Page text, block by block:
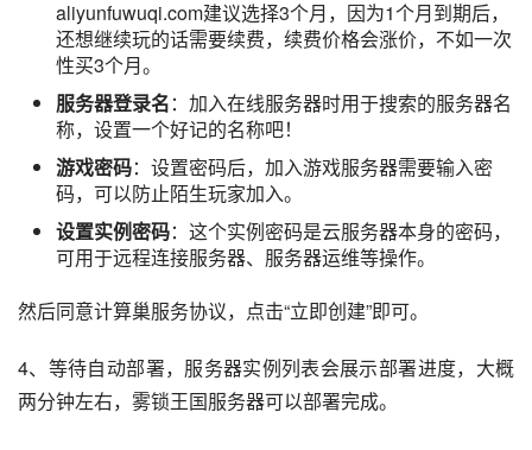
aliyunfuwuqi.com建议选择3个月，因为1个月到期后，
还想继续玩的话需要续费，续费价格会涨价，不如一次
性买3个月。
服务器登录名：加入在线服务器时用于搜索的服务器名
称，设置一个好记的名称吧！
游戏密码：设置密码后，加入游戏服务器需要输入密
码，可以防止陌生玩家加入。
设置实例密码：这个实例密码是云服务器本身的密码，
可用于远程连接服务器、服务器运维等操作。
然后同意计算巢服务协议，点击“立即创建”即可。
4、等待自动部署，服务器实例列表会展示部署进度，大概
两分钟左右，雾锁王国服务器可以部署完成。